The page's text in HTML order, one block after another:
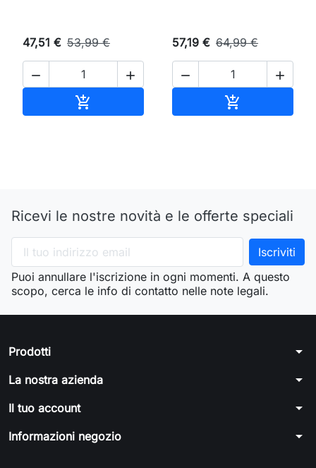
47,51 € 53,99 €
 

57,19 € 64,99 €
 

Ricevi le nostre novità e le offerte speciali
Puoi annullare l'iscrizione in ogni momenti. A questo
scopo, cerca le info di contatto nelle note legali.
Prodotti arrow_drop_down
La nostra azienda arrow_drop_down
Il tuo account arrow_drop_down
Informazioni negozio arrow_drop_down